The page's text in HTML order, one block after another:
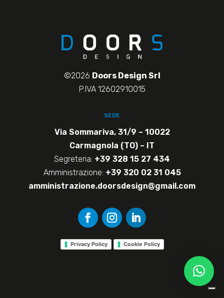
©2026 Doors Design Srl
P.IVA 12602910015
SEDE
Via Sommariva, 31/9 – 10022
Carmagnola (TO) – IT
Segreteria: +39 328 15 27 434
Amministrazione: +39 320 02 31 045
amministrazione.doorsdesign@gmail.com
Privacy Policy Cookie Policy